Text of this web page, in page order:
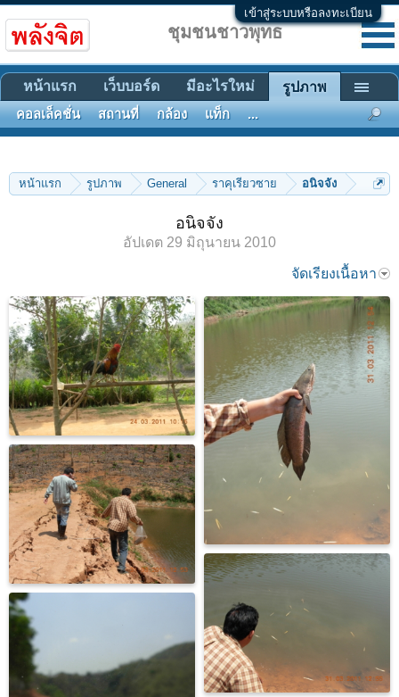
เข้าสู่ระบบหรือลงทะเบียน
หน้าแรก รูปภาพ General ราคุเรียวซาย อนิจจัง
อนิจจัง
อัปเดต 29 มิถุนายน 2010
จัดเรียงเนื้อหา
ชุมชนชาวพุทธ
หน้าแรก เว็บบอร์ด มีอะไรใหม่ รูปภาพ
คอลเล็คชั่น สถานที่ กล้อง แท็ก ...